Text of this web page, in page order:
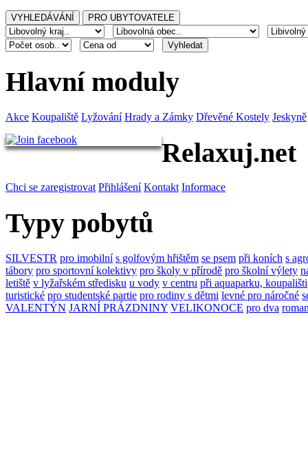
Hlavní moduly
Akce Koupaliště Lyžování Hrady a Zámky Dřevěné Kostely Jeskyně
Relaxuj.net
Chci se zaregistrovat Přihlášení Kontakt Informace
Typy pobytů
SILVESTR pro imobilní s golfovým hřištěm se psem při koních s
tábory pro sportovní kolektivy pro školy v přírodě pro školní výlety
letiště v lyžařském středisku u vody v centru při aquaparku, koupališti
turistické pro studentské partie pro rodiny s dětmi levné pro náročné
VALENTÝN JARNÍ PRÁZDNINY VELIKONOCE pro dva